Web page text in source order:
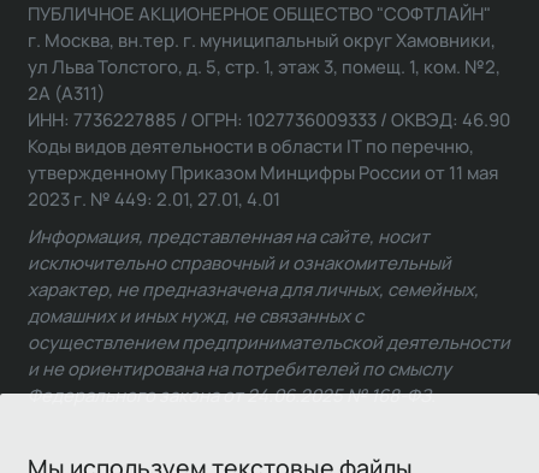
ПУБЛИЧНОЕ АКЦИОНЕРНОЕ ОБЩЕСТВО "СОФТЛАЙН"
г. Москва, вн.тер. г. муниципальный округ Хамовники,
ул Льва Толстого, д. 5, стр. 1, этаж 3, помещ. 1, ком. №2,
2А (А311)
ИНН: 7736227885 / ОГРН: 1027736009333 / ОКВЭД: 46.90
Коды видов деятельности в области IT по перечню,
утвержденному Приказом Минцифры России от 11 мая
2023 г. № 449: 2.01, 27.01, 4.01
Информация, представленная на сайте, носит
исключительно справочный и ознакомительный
характер, не предназначена для личных, семейных,
домашних и иных нужд, не связанных с
осуществлением предпринимательской деятельности
и не ориентирована на потребителей по смыслу
Федерального закона от 24.06.2025 № 168-ФЗ.